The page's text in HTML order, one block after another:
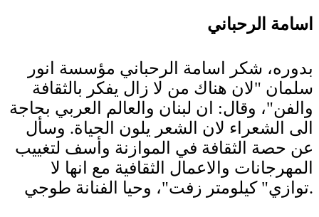
اسامة الرحباني
بدوره، شكر اسامة الرحباني مؤسسة انور
سلمان "لان هناك من لا زال يفكر بالثقافة
والفن"، وقال: ان لبنان والعالم العربي بحاجة
الى الشعراء لان الشعر يلون الحياة. وسأل
عن حصة الثقافة في الموازنة وأسف لتغييب
المهرجانات والاعمال الثقافية مع انها لا
توازي" كيلومتر زفت"، وحيا الفنانة طوجي.